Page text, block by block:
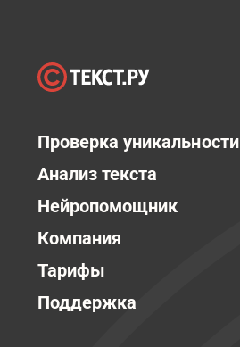
Проверка уникальности
Анализ текста
Нейропомощник
Компания
Тарифы
Поддержка